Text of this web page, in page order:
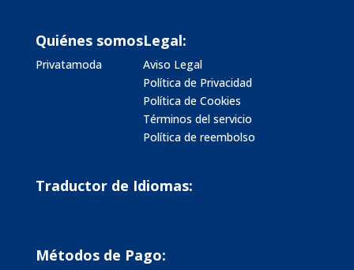
Quiénes somos
Privatamoda
Legal:
Aviso Legal
Política de Privacidad
Política de Cookies
Términos del servicio
Política de reembolso
Traductor de Idiomas:
Métodos de Pago: